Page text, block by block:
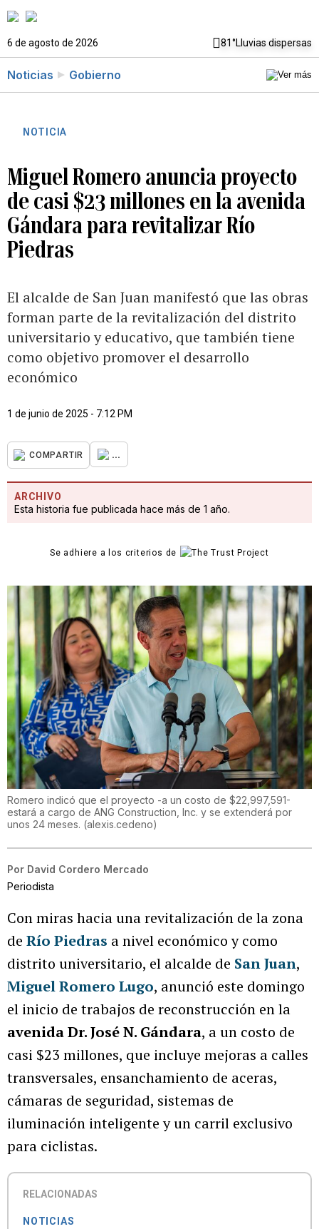
6 de agosto de 2026 81°Lluvias dispersas
Noticias Gobierno
NOTICIA
Miguel Romero anuncia proyecto
de casi $23 millones en la avenida
Gándara para revitalizar Río
Piedras
El alcalde de San Juan manifestó que las obras
forman parte de la revitalización del distrito
universitario y educativo, que también tiene
como objetivo promover el desarrollo
económico
1 de junio de 2025 - 7:12 PM
COMPARTIR ...
ARCHIVO
Esta historia fue publicada hace más de 1 año.
Se adhiere a los criterios de
Romero indicó que el proyecto -a un costo de $22,997,591-
estará a cargo de ANG Construction, Inc. y se extenderá por
unos 24 meses. (alexis.cedeno)
Por David Cordero Mercado
Periodista
Con miras hacia una revitalización de la zona
de Río Piedras a nivel económico y como
distrito universitario, el alcalde de San Juan,
Miguel Romero Lugo, anunció este domingo
el inicio de trabajos de reconstrucción en la
avenida Dr. José N. Gándara, a un costo de
casi $23 millones, que incluye mejoras a calles
transversales, ensanchamiento de aceras,
cámaras de seguridad, sistemas de
iluminación inteligente y un carril exclusivo
para ciclistas.
RELACIONADAS
NOTICIAS